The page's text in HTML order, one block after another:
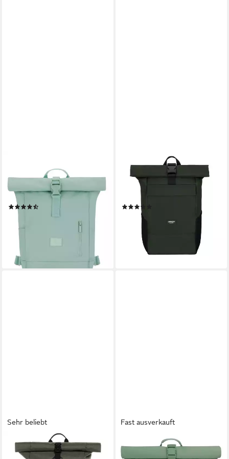
Cityrucksack Robin Small,
Rolltop Damen Herren (1-tlg),
Wasserabweisend
39,95 € 49,95 €
-20%
lieferbar - in 2-3 Werktagen bei dir
Cityrucksack No 4, Rolltop
Damen Herren, Laptop Fach
(1-tlg), Wasserabweisend
49,95 €
lieferbar - in 2-3 Werktagen bei dir
Sehr beliebt
SONS OF ALOHA
Rucksack XL RollTop
Fast ausverkauft
JOHNNY URBAN
Cityrucksack Allen Large